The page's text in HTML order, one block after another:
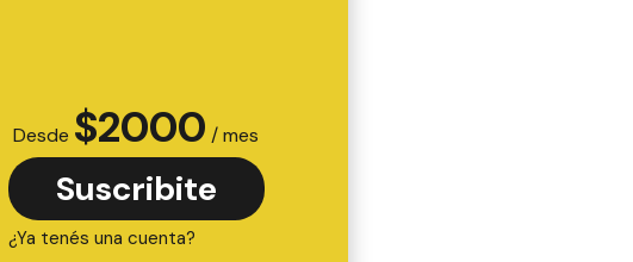
Desde $2000 / mes
Suscribite
¿Ya tenés una cuenta?